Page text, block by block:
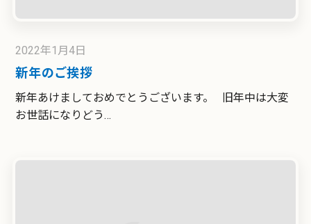
2022年1月4日
新年のご挨拶
新年あけましておめでとうございます。 旧年中は大変
お世話になりどう…